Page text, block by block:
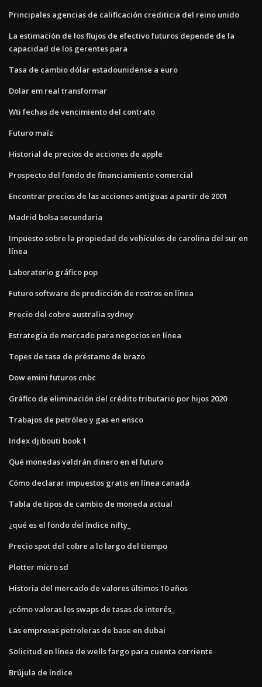
Principales agencias de calificación crediticia del reino unido
La estimación de los flujos de efectivo futuros depende de la
capacidad de los gerentes para
Tasa de cambio dólar estadounidense a euro
Dolar em real transformar
Wti fechas de vencimiento del contrato
Futuro maíz
Historial de precios de acciones de apple
Prospecto del fondo de financiamiento comercial
Encontrar precios de las acciones antiguas a partir de 2001
Madrid bolsa secundaria
Impuesto sobre la propiedad de vehículos de carolina del sur en
línea
Laboratorio gráfico pop
Futuro software de predicción de rostros en línea
Precio del cobre australia sydney
Estrategia de mercado para negocios en línea
Topes de tasa de préstamo de brazo
Dow emini futuros cnbc
Gráfico de eliminación del crédito tributario por hijos 2020
Trabajos de petróleo y gas en ensco
Index djibouti book 1
Qué monedas valdrán dinero en el futuro
Cómo declarar impuestos gratis en línea canadá
Tabla de tipos de cambio de moneda actual
¿qué es el fondo del índice nifty_
Precio spot del cobre a lo largo del tiempo
Plotter micro sd
Historia del mercado de valores últimos 10 años
¿cómo valoras los swaps de tasas de interés_
Las empresas petroleras de base en dubai
Solicitud en línea de wells fargo para cuenta corriente
Brújula de índice